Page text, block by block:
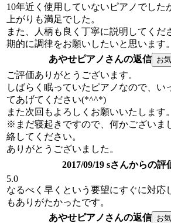
10年近く使用していないピアノでした
上がりも満足でした。
また、人柄も良く丁寧に説明してくだ
期的に調律をお願いしたいと思います。
あやせピアノさんの返信
ご評価ありがとうございます。
しばらく眠っていたピアノなので、い
てあげてください(*^^*)
また次回もよろしくお願いいたします。
※まだ寝起きですので、何かございま
絡してください。
ありがとうございました。
2017/09/19 sさんからの評
5.0
なるべく早くという要望にすぐに対応
もありがたかったです。
あやせピアノさんの返信